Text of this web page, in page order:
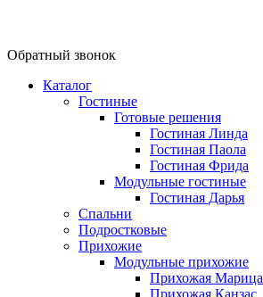
Обратный звонок
Каталог
Гостиные
Готовые решения
Гостиная Линда
Гостиная Паола
Гостиная Фрида
Модульные гостиные
Гостиная Дарья
Спальни
Подростковые
Прихожие
Модульные прихожие
Прихожая Марица